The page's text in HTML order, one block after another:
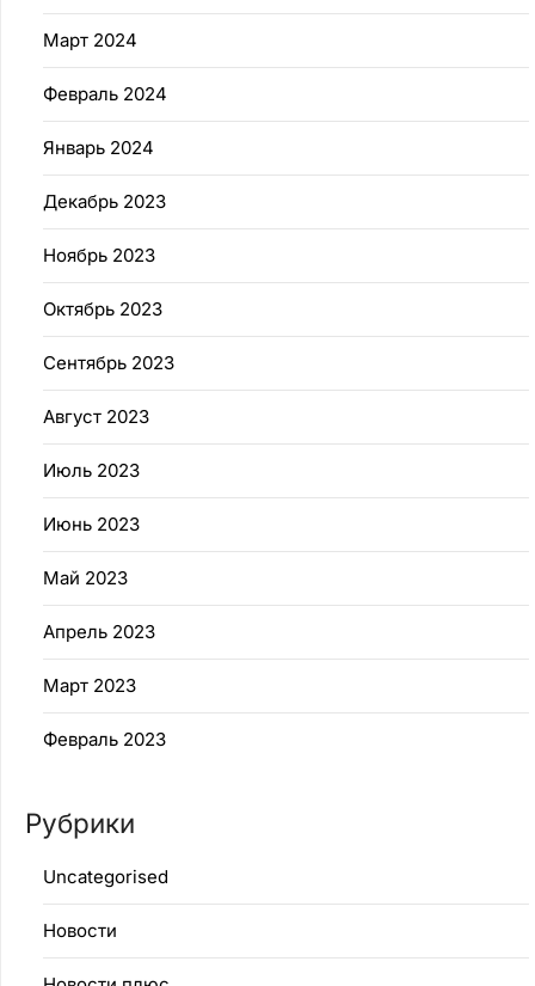
Март 2024
Февраль 2024
Январь 2024
Декабрь 2023
Ноябрь 2023
Октябрь 2023
Сентябрь 2023
Август 2023
Июль 2023
Июнь 2023
Май 2023
Апрель 2023
Март 2023
Февраль 2023
Рубрики
Uncategorised
Новости